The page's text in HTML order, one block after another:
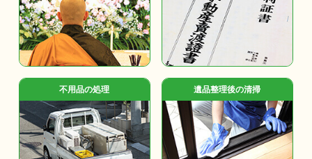
不用品の処理 遺品整理後の清掃